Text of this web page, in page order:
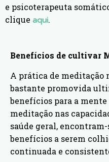
e psicoterapeuta
clique aqui.
Benefícios de cultivar
A prática de
bastante promovida
benefícios para a mente
meditação nas
saúde geral,
benefícios a serem
continuada e